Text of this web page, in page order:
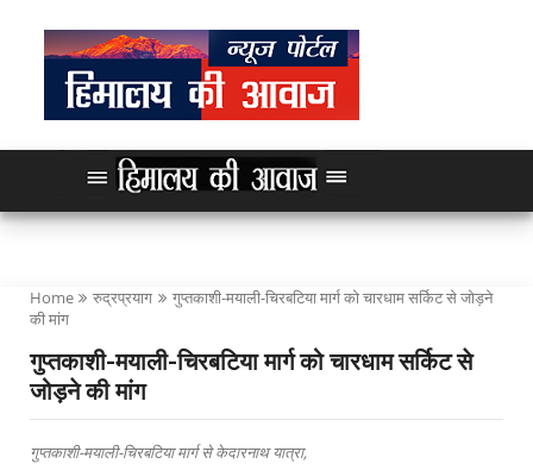
Home रुद्रप्रयाग
गुप्तकाशी-मयाली-चिरबटिया मार्ग को चारधाम सर्किट से जोड़ने
की मांग
गुप्तकाशी-मयाली-चिरबटिया मार्ग को चारधाम सर्किट से
जोड़ने की मांग
गुप्तकाशी-मयाली-चिरबटिया मार्ग से केदारनाथ यात्रा,